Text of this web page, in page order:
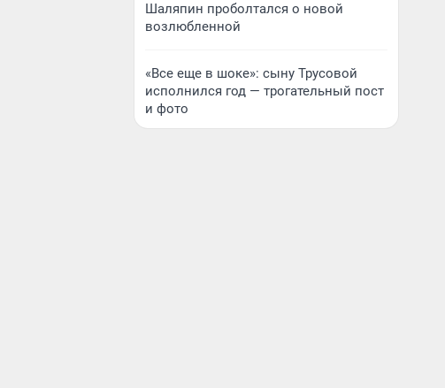
Шаляпин проболтался о новой
возлюбленной
«Все еще в шоке»: сыну Трусовой
исполнился год — трогательный пост
и фото